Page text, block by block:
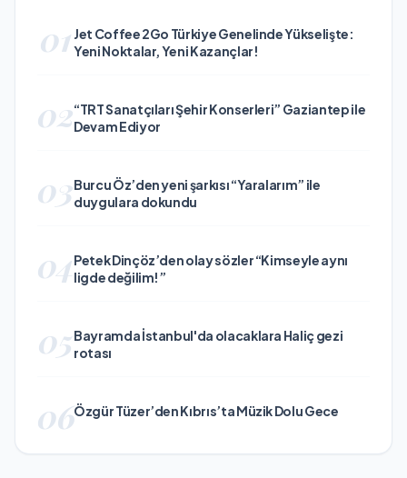
01 Jet Coffee 2Go Türkiye Genelinde Yükselişte:
Yeni Noktalar, Yeni Kazançlar!
02“TRT Sanatçıları Şehir Konserleri” Gaziantep ile
Devam Ediyor
03Burcu Öz’den yeni şarkısı “Yaralarım” ile
duygulara dokundu
04Petek Dinçöz’den olay sözler “Kimseyle aynı
ligde değilim!”
05Bayramda İstanbul'da olacaklara Haliç gezi
rotası
06Özgür Tüzer’den Kıbrıs’ta Müzik Dolu Gece